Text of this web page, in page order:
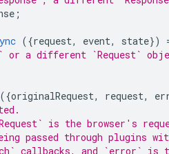
;
({request, event, state})
or a different `Request`
({originalRequest, request,
is the browser's
passed through plugins
callbacks, and `error` is